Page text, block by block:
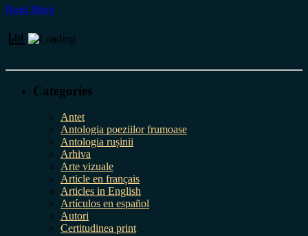
Read More
Categories
Antet
Antologia poeziilor frumoase
Antologia rușinii
Arhiva
Arte vizuale
Article en français
Articles in English
Artículos en español
Autori
Certitudinea print